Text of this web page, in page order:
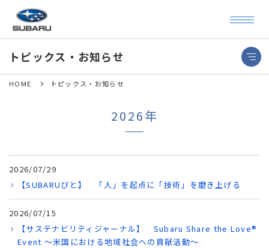
トピックス・お知らせ
HOME トピックス・お知らせ
2026年
2026/07/29
【SUBARUびと】 「人」を起点に「技術」を磨き上げる
2026/07/15
【サステナビリティジャーナル】 Subaru Share the Love®
Event ～米国における地域社会への貢献活動～